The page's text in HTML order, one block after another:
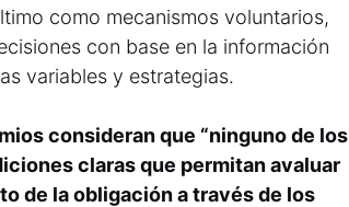
como mecanismos voluntarios,
con base en la información
variables y estrategias.
consideran que “ninguno de los
claras que permitan avaluar
de la obligación a través de los